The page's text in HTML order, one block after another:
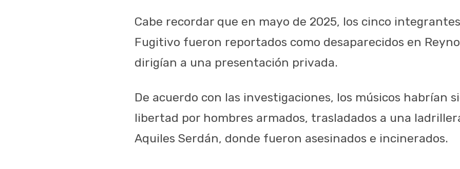
Cabe recordar que en mayo de 2025, los cinco
Fugitivo fueron reportados como desaparecidos en
dirigían a una presentación privada.
De acuerdo con las investigaciones, los músicos habrían
libertad por hombres armados, trasladados a una
Aquiles Serdán, donde fueron asesinados e incinerados.